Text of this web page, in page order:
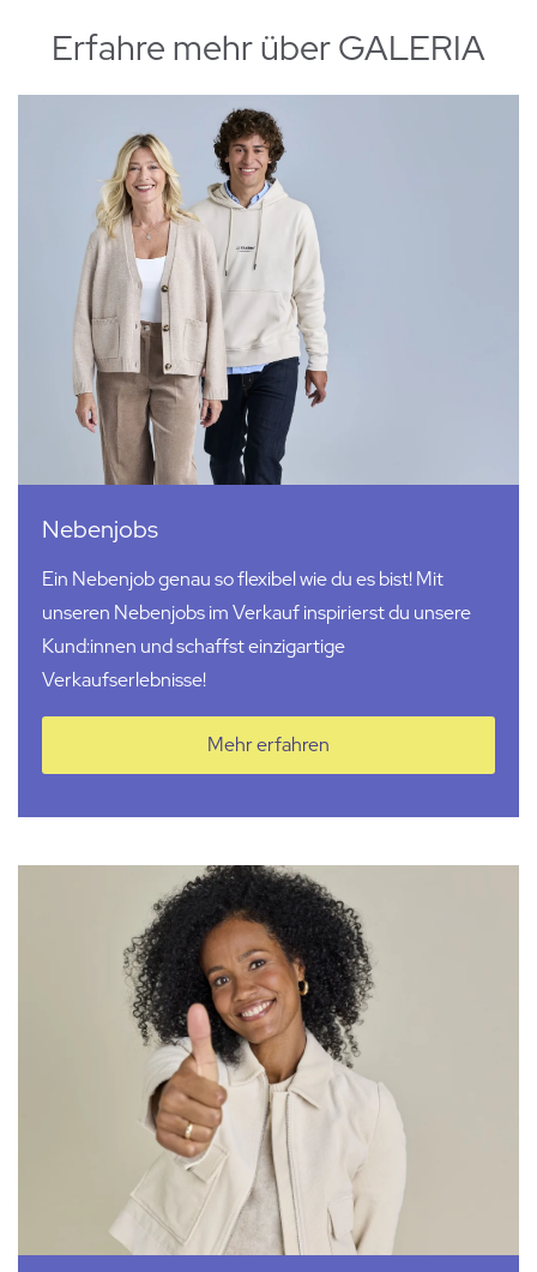
Erfahre mehr über GALERIA
Nebenjobs
Ein Nebenjob genau so flexibel wie du es bist! Mit
unseren Nebenjobs im Verkauf inspirierst du unsere
Kund:innen und schaffst einzigartige
Verkaufserlebnisse!
Mehr erfahren